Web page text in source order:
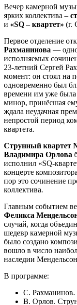
Вечер камерной
ярких коллектива –
и «SQ – квартет» (г.
Первое отделение
Рахманинова — одно
исполняемых
23‑летний Сергей
момент: он стоял на
одновременно был
времени им уже была
минор, принёсшая
ждала неудачная
непростой период
квартета.
Струнный квартет
Владимира Орлова
исполнил
концерте
пор это сочинение
коллектива.
Главным событием
Феликса
случай, когда
шедевр камерной
было создано
вошло в число
наследии
В программе:
С.
В. Орлов.